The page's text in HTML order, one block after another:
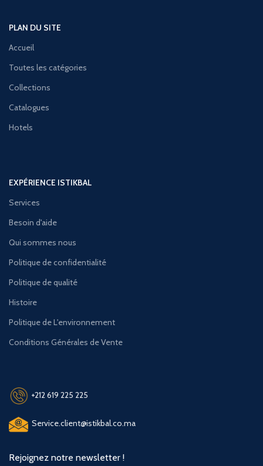
PLAN DU SITE
Accueil
Toutes les catégories
Collections
Catalogues
Hotels
EXPÉRIENCE ISTIKBAL
Services
Besoin d'aide
Qui sommes nous
Politique de confidentialité
Politique de qualité
Histoire
Politique de L'environnement
Conditions Générales de Vente
+212 619 225 225
Service.client@istikbal.co.ma
Rejoignez notre newsletter !